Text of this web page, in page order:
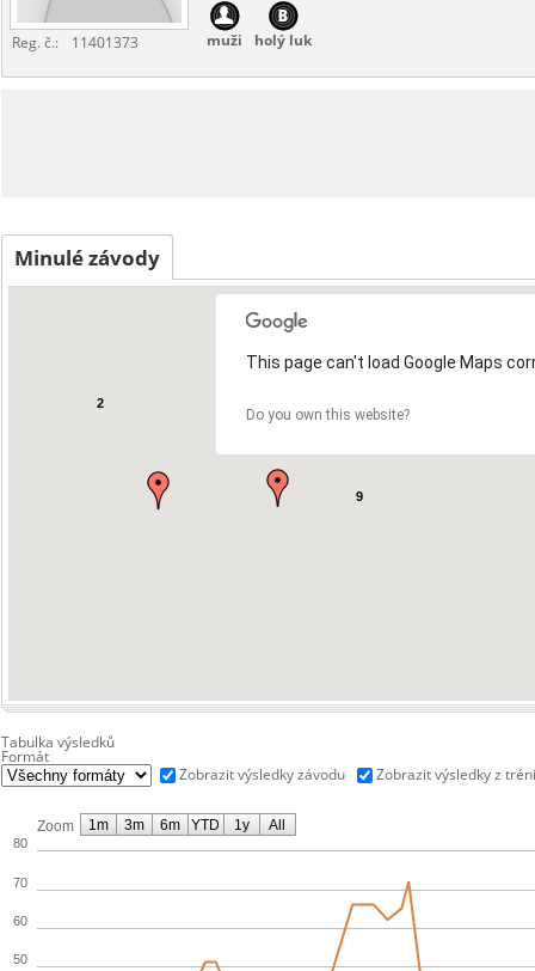
Reg. č.: 11401373 muži holý luk
Minulé závody
9
2
This page can't load Google Maps
Do you own this website?
Tabulka výsledků
Formát
Zobrazit výsledky závodu
Zobrazit výsledky z
Zoom
50
60
70
80
1m 3m 6m YTD 1y All